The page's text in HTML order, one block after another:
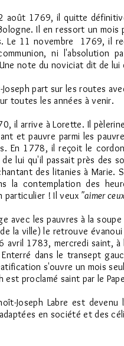
1769, il quitte
Il en ressort un
Le 11 novembre 1769, il
ni l'absolution
note du noviciat dit de lui
part sur les routes avec
toutes les années à venir.
à Lorette. Il pèlerine
et pauvre parmi les
En 1778, il reçoit le
lui qu'il passait près des
des litanies à Marie.
la contemplation des
particulier ! Il veux "aimer
les pauvres à la soupe
la ville) le retrouve
avril 1783, mercredi saint,
dans le transept
s'ouvre un mois
est proclamé saint par le
Labre est devenu le
en société et des